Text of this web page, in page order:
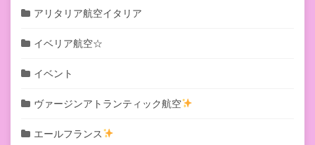
アリタリア航空イタリア
イベリア航空☆
イベント
ヴァージンアトランティック航空
エールフランス